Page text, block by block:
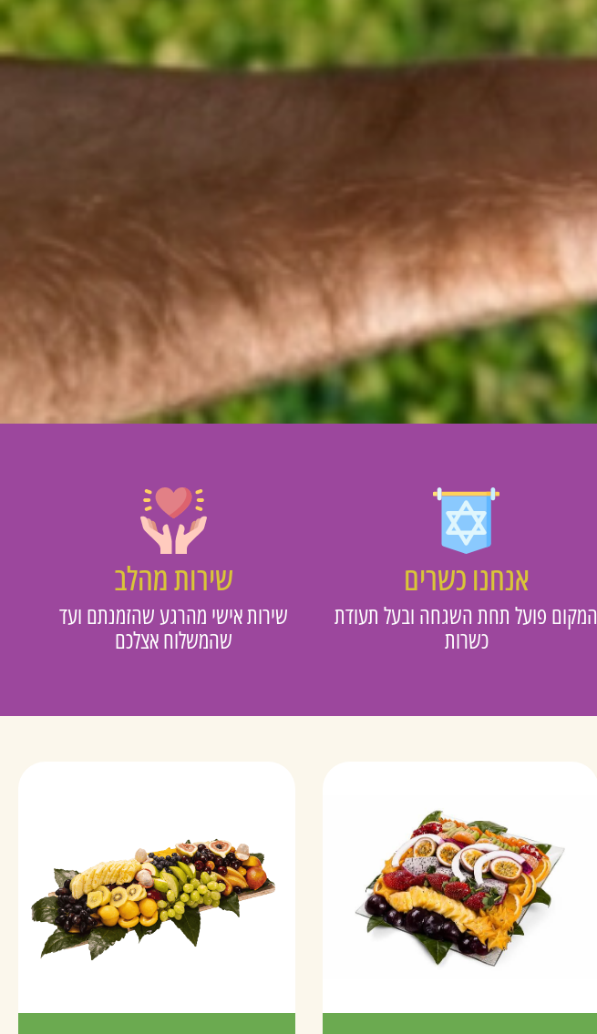
אנחנו כשרים
המקום פועל תחת השגחה ובעל תעודת
כשרות
שירות מהלב
שירות אישי מהרגע שהזמנתם ועד
שהמשלוח אצלכם